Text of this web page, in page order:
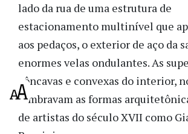
lado da rua de uma estrutura de
estacionamento multinível que
aos pedaços, o exterior de aço da
enormes velas ondulantes. As
côncavas e convexas do interior,
lembravam as formas
de artistas do século XVII como